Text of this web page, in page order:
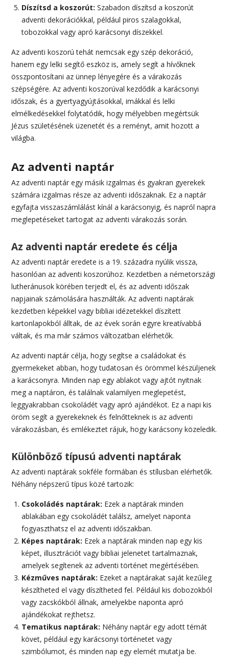
Díszítsd a koszorút: Szabadon díszítsd a koszorút
adventi dekorációkkal, például piros szalagokkal,
tobozokkal vagy apró karácsonyi díszekkel.
Az adventi koszorú tehát nemcsak egy szép dekoráció,
hanem egy lelki segítő eszköz is, amely segít a hívőknek
összpontosítani az ünnep lényegére és a várakozás
szépségére. Az adventi koszorúval kezdődik a karácsonyi
időszak, és a gyertyagyújtásokkal, imákkal és lelki
elmélkedésekkel folytatódik, hogy mélyebben megértsük
Jézus születésének üzenetét és a reményt, amit hozott a
világba.
Az adventi naptár
Az adventi naptár egy másik izgalmas és gyakran gyerekek
számára izgalmas része az adventi időszaknak. Ez a naptár
egyfajta visszaszámlálást kínál a karácsonyig, és napról napra
meglepetéseket tartogat az adventi várakozás során.
Az adventi naptár eredete és célja
Az adventi naptár eredete is a 19. századra nyúlik vissza,
hasonlóan az adventi koszorúhoz. Kezdetben a németországi
lutheránusok körében terjedt el, és az adventi időszak
napjainak számolására használták. Az adventi naptárak
kezdetben képekkel vagy bibliai idézetekkel díszített
kartonlapokból álltak, de az évek során egyre kreatívabbá
váltak, és ma már számos változatban elérhetők.
Az adventi naptár célja, hogy segítse a családokat és
gyermekeket abban, hogy tudatosan és örömmel készüljenek
a karácsonyra. Minden nap egy ablakot vagy ajtót nyitnak
meg a naptáron, és találnak valamilyen meglepetést,
leggyakrabban csokoládét vagy apró ajándékot. Ez a napi kis
öröm segít a gyerekeknek és felnőtteknek is az adventi
várakozásban, és emlékeztet rájuk, hogy karácsony közeledik.
Különböző típusú adventi naptárak
Az adventi naptárak sokféle formában és stílusban elérhetők.
Néhány népszerű típus közé tartozik:
Csokoládés naptárak: Ezek a naptárak minden
ablakában egy csokoládét találsz, amelyet naponta
fogyaszthatsz el az adventi időszakban.
Képes naptárak: Ezek a naptárak minden nap egy kis
képet, illusztrációt vagy bibliai jelenetet tartalmaznak,
amelyek segítenek az adventi történet megértésében.
Kézműves naptárak: Ezeket a naptárakat saját kezűleg
készítheted el vagy díszítheted fel. Például kis dobozokból
vagy zacskókból állnak, amelyekbe naponta apró
ajándékokat rejthetsz.
Tematikus naptárak: Néhány naptár egy adott témát
követ, például egy karácsonyi történetet vagy
szimbólumot, és minden nap egy elemét mutatja be.